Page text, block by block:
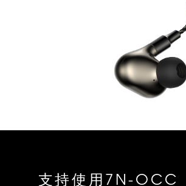
支持使用7N-OCC